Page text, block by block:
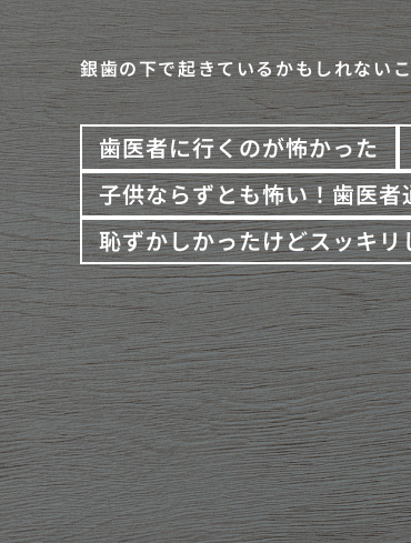
銀歯の下で起きているかもしれない
歯医者に行くのが怖かった
子供ならずとも怖い！歯医者
恥ずかしかったけどスッキリ